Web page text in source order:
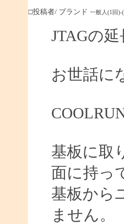
□投稿者/ ブランド 一般人(1回)-
JTAGの延
お世話に
基板に取
面に持っ
基板から
ません。